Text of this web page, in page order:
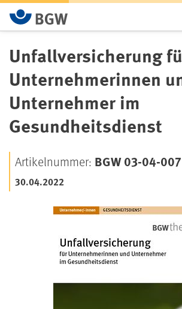
Zum Hauptinhalt springen
Unfallversicherung
Unternehmerinnen
Unternehmer im
Gesundheitsdienst
Artikelnummer: BGW 03-04-007
30.04.2022